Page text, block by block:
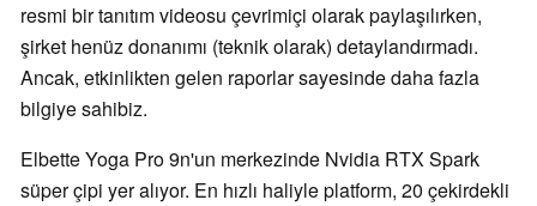
resmi bir tanıtım videosu çevrimiçi olarak paylaşılırken,
şirket henüz donanımı (teknik olarak) detaylandırmadı.
Ancak, etkinlikten gelen raporlar sayesinde daha fazla
bilgiye sahibiz.
Elbette Yoga Pro 9n'un merkezinde Nvidia RTX Spark
süper çipi yer alıyor. En hızlı haliyle platform, 20 çekirdekli